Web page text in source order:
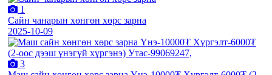
1
Сайн чанарын хөнгөн хөрс зарна
2025-10-09
3